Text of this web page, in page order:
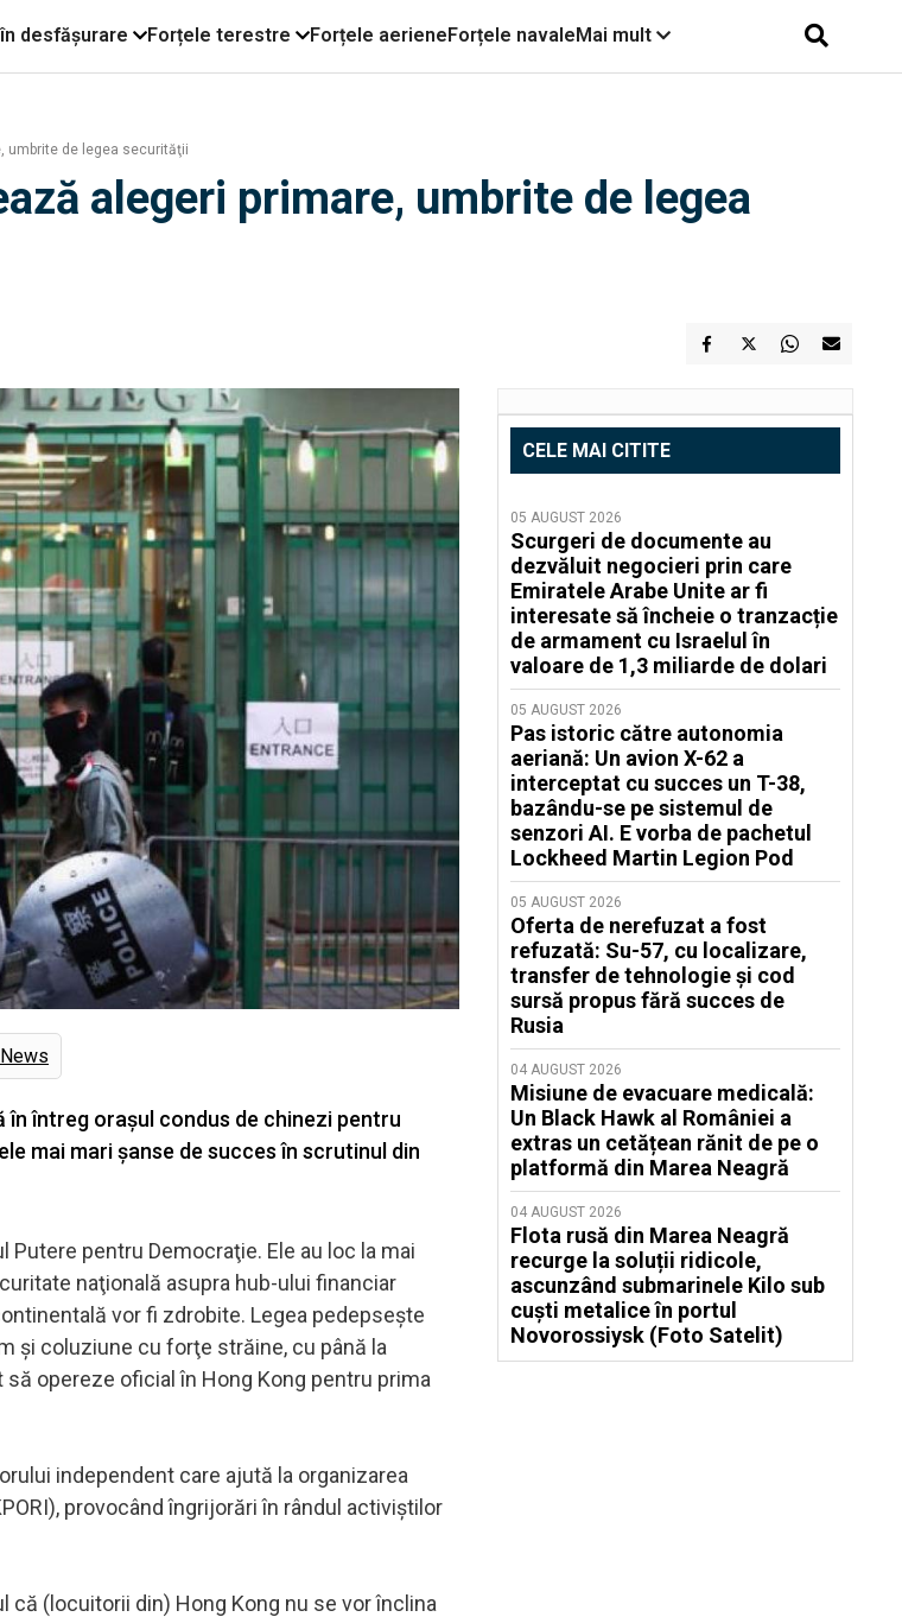
desfășurare Forțele terestre Forțele aerieneForțele navaleMai mult
umbrite de legea securităţii
alegeri primare, umbrite de legea
întreg oraşul condus de chinezi pentru
mai mari şanse de succes în scrutinul din
pentru Democraţie. Ele au loc la mai
naţională asupra hub-ului financiar
vor fi zdrobite. Legea pedepseşte
şi coluziune cu forţe străine, cu până la
opereze oficial în Hong Kong pentru prima
independent care ajută la organizarea
provocând îngrijorări în rândul activiştilor
că (locuitorii din) Hong Kong nu se vor înclina
CELE MAI CITITE
05 AUGUST 2026
Scurgeri de documente au
dezvăluit negocieri prin care
Emiratele Arabe Unite ar fi
interesate să încheie o tranzacție
de armament cu Israelul în
valoare de 1,3 miliarde de dolari
05 AUGUST 2026
Pas istoric către autonomia
aeriană: Un avion X-62 a
interceptat cu succes un T-38,
bazându-se pe sistemul de
senzori AI. E vorba de pachetul
Lockheed Martin Legion Pod
05 AUGUST 2026
Oferta de nerefuzat a fost
refuzată: Su-57, cu localizare,
transfer de tehnologie și cod
sursă propus fără succes de
Rusia
04 AUGUST 2026
Misiune de evacuare medicală:
Un Black Hawk al României a
extras un cetățean rănit de pe o
platformă din Marea Neagră
04 AUGUST 2026
Flota rusă din Marea Neagră
recurge la soluții ridicole,
ascunzând submarinele Kilo sub
cuști metalice în portul
Novorossiysk (Foto Satelit)